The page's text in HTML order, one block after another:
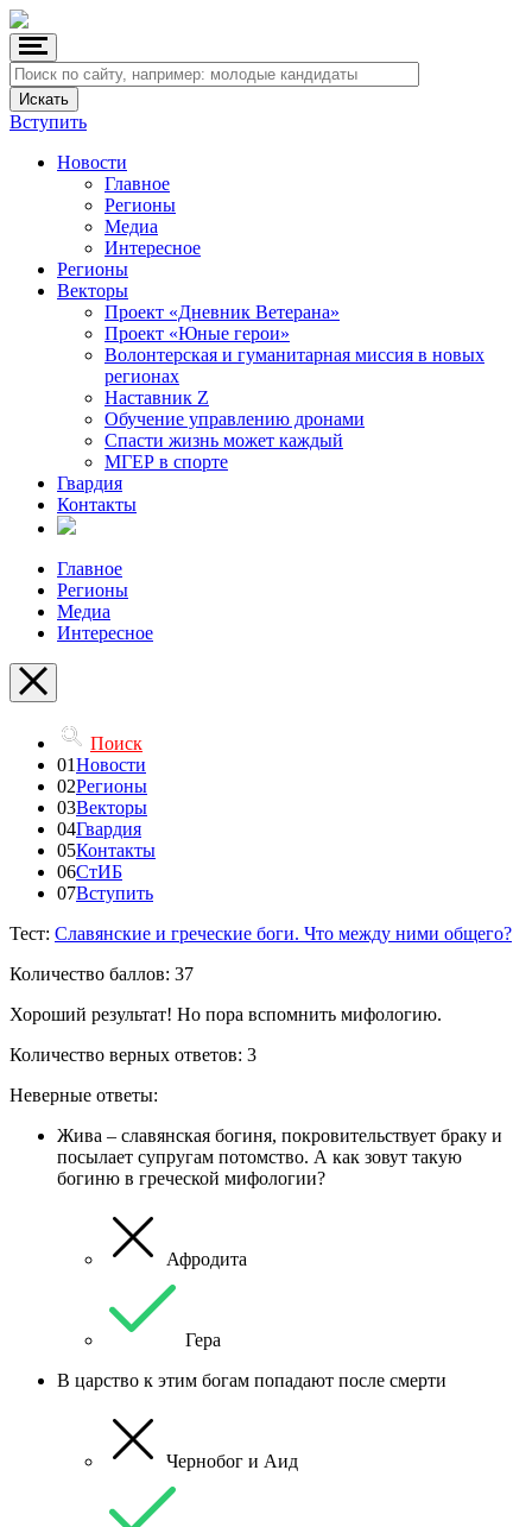
Вступить
Новости
Главное
Регионы
Медиа
Интересное
Регионы
Векторы
Проект «Дневник Ветерана»
Проект «Юные герои»
Волонтерская и гуманитарная миссия в новых
регионах
Наставник Z
Обучение управлению дронами
Спасти жизнь может каждый
МГЕР в спорте
Гвардия
Контакты
Главное
Регионы
Медиа
Интересное
Поиск
01Новости
02Регионы
03Векторы
04Гвардия
05Контакты
06СтИБ
07Вступить
Тест: Славянские и греческие боги. Что между ними общего?
Количество баллов: 37
Хороший результат! Но пора вспомнить мифологию.
Количество верных ответов: 3
Неверные ответы:
Жива – славянская богиня, покровительствует браку и
посылает супругам потомство. А как зовут такую
богиню в греческой мифологии?
Афродита
Гера
В царство к этим богам попадают после смерти
Чернобог и Аид